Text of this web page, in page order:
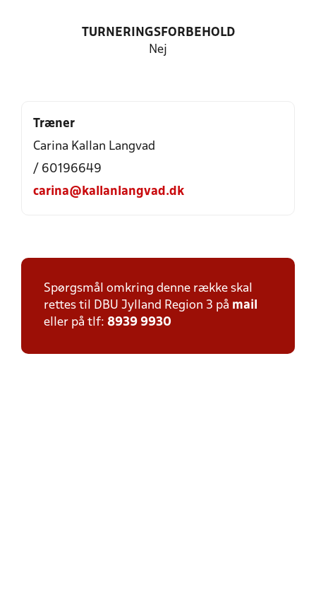
TURNERINGSFORBEHOLD
Nej
Træner
Carina Kallan Langvad
/ 60196649
carina@kallanlangvad.dk
Spørgsmål omkring denne række skal
rettes til DBU Jylland Region 3 på mail
eller på tlf: 8939 9930